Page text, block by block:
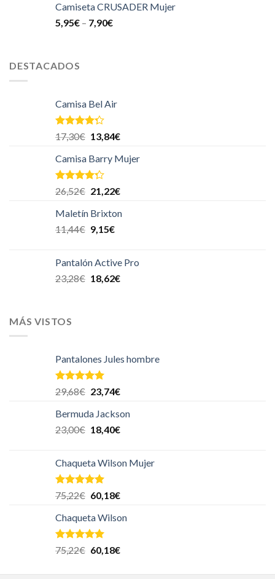
Camiseta CRUSADER Mujer
5,95€ – 7,90€
DESTACADOS
Camisa Bel Air
Valorado
en
de 5
17,30€ 13,84€
Camisa Barry Mujer
Valorado
en
de 5
26,52€ 21,22€
Maletín Brixton
11,44€ 9,15€
Pantalón Active Pro
23,28€ 18,62€
MÁS VISTOS
Pantalones Jules hombre
Valorado en
5.00
29,68€ 23,74€
Bermuda Jackson
23,00€ 18,40€
Chaqueta Wilson Mujer
Valorado en
5.00
75,22€ 60,18€
Chaqueta Wilson
Valorado en
5.00
75,22€ 60,18€